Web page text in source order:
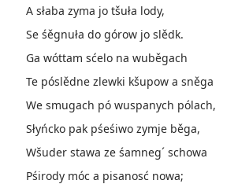
A słaba zyma jo tšuła lody,
Se śěgnuła do górow jo slědk.
Ga wóttam sćelo na wuběgach
Te póslědne zlewki kšupow a sněga
We smugach pó wuspanych pólach,
Słyńcko pak pśeśiwo zymje běga,
Wšuder stawa ze śamneg´ schowa
Pśirody móc a pisanosć nowa;